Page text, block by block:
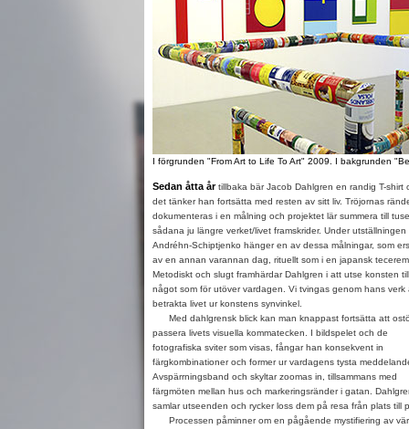
I förgrunden "From Art to Life To Art" 2009. I bakgrunden
Sedan åtta årtillbaka bär Jacob Dahlgren en randig T-shirt
det tänker han fortsätta med resten av sitt liv. Tröjornas
dokumenteras i en målning och projektet lär summera till
sådana ju längre verket/livet framskrider. Under utställningen
Andréhn-Schiptjenko hänger en av dessa målningar, som
av en annan varannan dag, rituellt som i en japansk
Metodiskt och slugt framhärdar Dahlgren i att utse konsten till
något som för utöver vardagen. Vi tvingas genom hans verk
betrakta livet ur konstens synvinkel.
Med dahlgrensk blick kan man knappast fortsätta att
passera livets visuella kommatecken. I bildspelet och de
fotografiska sviter som visas, fångar han konsekvent in
färgkombinationer och former ur vardagens tysta
Avspärrningsband och skyltar zoomas in, tillsammans med
färgmöten mellan hus och markeringsränder i gatan.
samlar utseenden och rycker loss dem på resa från plats till
Processen påminner om en pågående mystifiering av